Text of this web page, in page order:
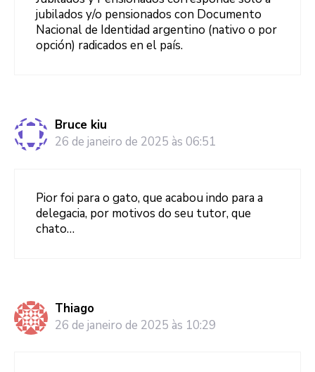
jubilados y/o pensionados con Documento
Nacional de Identidad argentino (nativo o por
opción) radicados en el país.
Bruce kiu
26 de janeiro de 2025 às 06:51
Pior foi para o gato, que acabou indo para a
delegacia, por motivos do seu tutor, que
chato…
Thiago
26 de janeiro de 2025 às 10:29